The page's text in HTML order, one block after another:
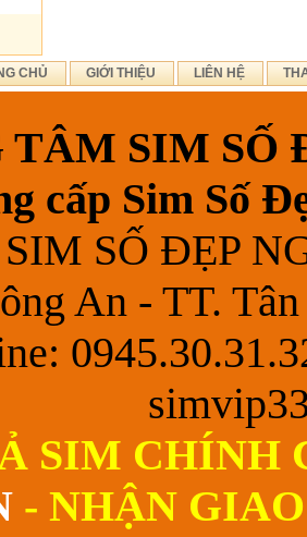
CHỦ GIỚI THIỆU LIÊN HỆ
TÂM SIM SỐ
cấp Sim Số
SỐ ĐẸP
An - TT.
SIM CHÍNH
- NHẬN